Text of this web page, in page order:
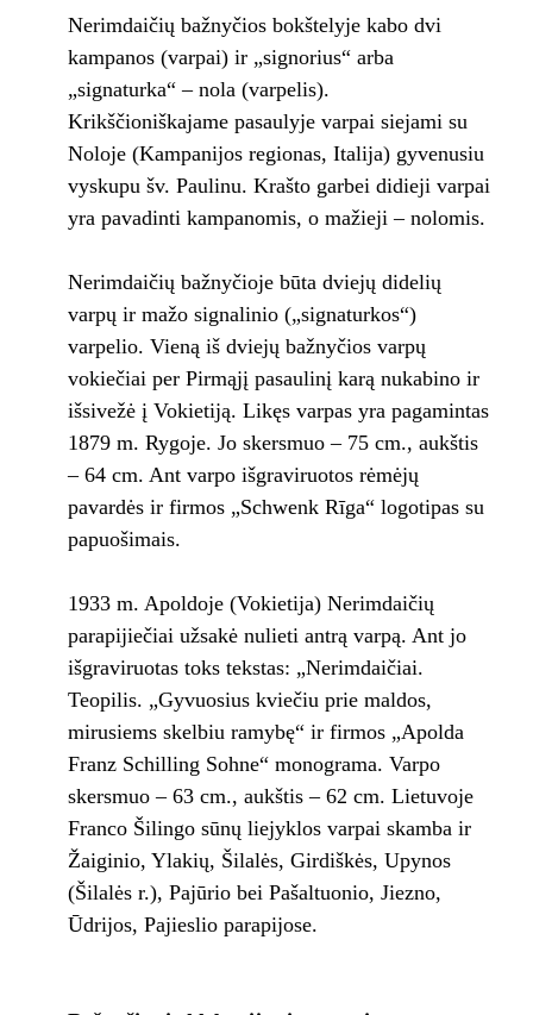
Nerimdaičių bažnyčios bokštelyje kabo dvi
kampanos (varpai) ir „signorius“ arba
„signaturka“ – nola (varpelis).
Krikščioniškajame pasaulyje varpai siejami su
Noloje (Kampanijos regionas, Italija) gyvenusiu
vyskupu šv. Paulinu. Krašto garbei didieji varpai
yra pavadinti kampanomis, o mažieji – nolomis.
Nerimdaičių bažnyčioje būta dviejų didelių
varpų ir mažo signalinio („signaturkos“)
varpelio. Vieną iš dviejų bažnyčios varpų
vokiečiai per Pirmąjį pasaulinį karą nukabino ir
išsivežė į Vokietiją. Likęs varpas yra pagamintas
1879 m. Rygoje. Jo skersmuo – 75 cm., aukštis
– 64 cm. Ant varpo išgraviruotos rėmėjų
pavardės ir firmos „Schwenk Rīga“ logotipas su
papuošimais.
1933 m. Apoldoje (Vokietija) Nerimdaičių
parapijiečiai užsakė nulieti antrą varpą. Ant jo
išgraviruotas toks tekstas: „Nerimdaičiai.
Teopilis. „Gyvuosius kviečiu prie maldos,
mirusiems skelbiu ramybę“ ir firmos „Apolda
Franz Schilling Sohne“ monograma. Varpo
skersmuo – 63 cm., aukštis – 62 cm. Lietuvoje
Franco Šilingo sūnų liejyklos varpai skamba ir
Žaiginio, Ylakių, Šilalės, Girdiškės, Upynos
(Šilalės r.), Pajūrio bei Pašaltuonio, Jiezno,
Ūdrijos, Pajieslio parapijose.